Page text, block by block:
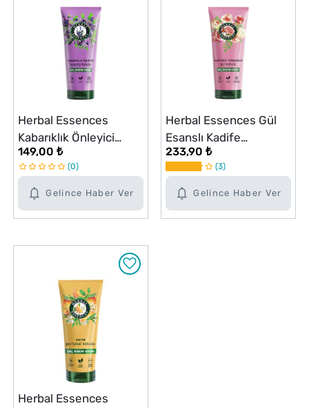
Gelince Haber Ver
Herbal Essences
Kabarıklık Önleyici
Lavanta Kokulu Saç
Bakım Kremi 250 ml
149,00 ₺
0
Gelince Haber Ver
Herbal Essences Gül
Esanslı Kadife
Yumuşaklık Saç Kremi
250 ml
233,90 ₺
3
Herbal Essences